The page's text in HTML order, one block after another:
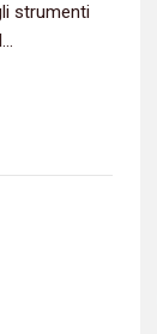
strumenti